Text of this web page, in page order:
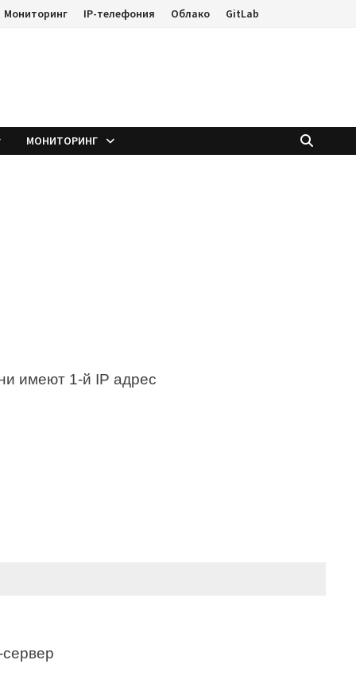
Мониторинг IP-телефония Облако GitLab
МОНИТОРИНГ
имеют 1-й IP адрес